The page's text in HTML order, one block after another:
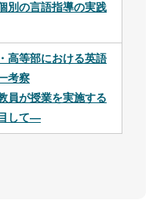
の言語指導の実践
高等部における英語
考察
が授業を実施する
して―